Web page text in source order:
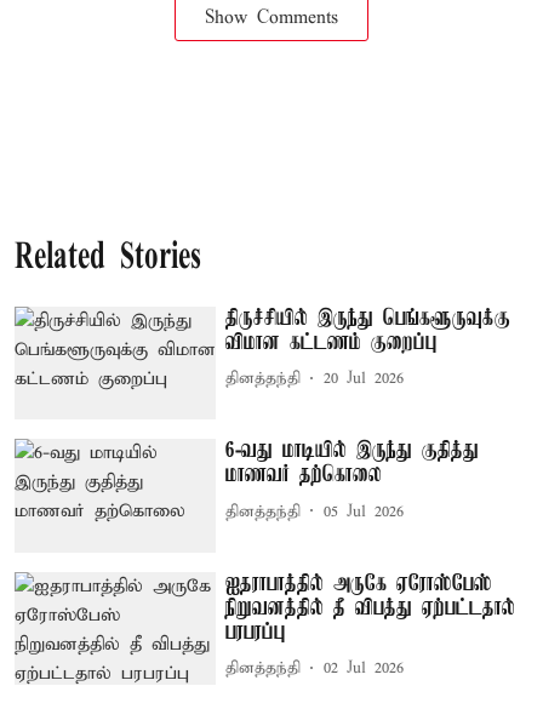
Show Comments
Related Stories
திருச்சியில் இருந்து பெங்களூருவுக்கு
விமான கட்டணம் குறைப்பு
தினத்தந்தி 20 Jul 2026
6-வது மாடியில் இருந்து குதித்து
மாணவர் தற்கொலை
தினத்தந்தி 05 Jul 2026
ஐதராபாத்தில் அருகே ஏரோஸ்பேஸ்
நிறுவனத்தில் தீ விபத்து ஏற்பட்டதால்
பரபரப்பு
தினத்தந்தி 02 Jul 2026